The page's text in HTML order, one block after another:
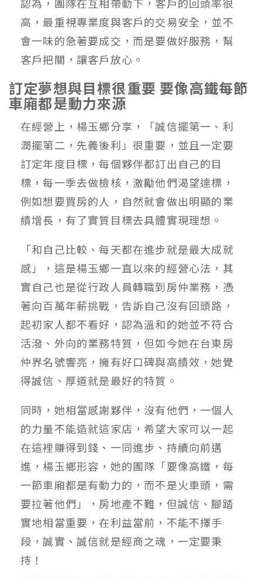
高，最重視專業度與客戶的交易安全，並不
會一味的急著要成交，而是要做好服務，幫
客戶把關，讓客戶放心。
訂定夢想與目標很重要 要像高鐵每節
車廂都是動力來源
在經營上，楊玉鄉分享，「誠信擺第一、利
潤擺第二，先義後利」很重要，並且一定要
訂定年度目標，每個夥伴都訂出自己的目
標，每一季去做檢核，激勵他們渴望達標，
例如想要買房的人，自然就會做出明顯的業
績增長，有了實質目標去具體實現理想。
「和自己比較、每天都在進步就是最大成就
感」，這是楊玉鄉一直以來的經營心法，其
實自己也是從行政人員轉職到房仲業務，憑
著向百萬年薪挑戰，告訴自己沒有回頭路，
起初家人都不看好，認為溫和的她並不符合
活潑、外向的業務特質，但如今她在台東房
仲界名號響亮，擁有好口碑與高績效，她覺
得誠信、厚道就是最好的特質。
同時，她相當感謝夥伴，沒有他們，一個人
的力量不能造就這家店，希望大家可以一起
在這裡賺得到錢、一同進步、持續向前邁
進，楊玉鄉形容，她的團隊「要像高鐵，每
一節車廂都是有動力的，而不是火車頭，需
要拉著他們」，房地產不難，但誠信、腳踏
實地相當重要，在利益當前，不能不擇手
段，誠實、誠信就是經商之魂，一定要秉
持！